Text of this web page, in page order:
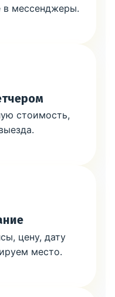
в мессенджеры.
стоимость,
цену, дату
место.